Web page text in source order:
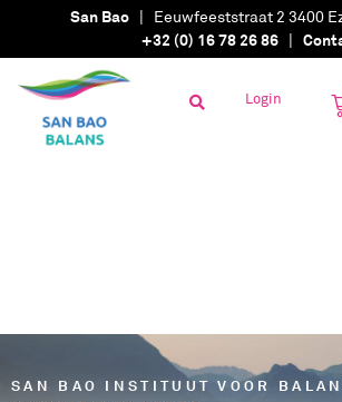
San Bao | Eeuwfeeststraat 2 3400
+32 (0) 16 78 26 86 |
Login
SAN BAO INSTITUUT VOOR